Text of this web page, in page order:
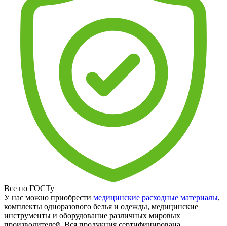
Все по ГОСТу
У нас можно приобрести медицинские расходные материалы,
комплекты одноразового белья и одежды, медицинские
инструменты и оборудование различных мировых